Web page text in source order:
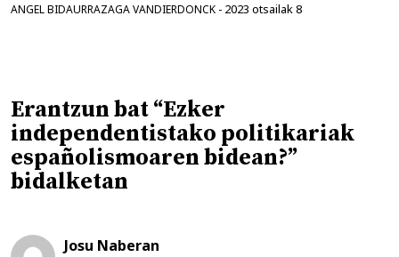
ANGEL BIDAURRAZAGA VANDIERDONCK - 2023 otsailak 8
Erantzun bat “Ezker
independentistako politikariak
españolismoaren bidean?”
bidalketan
Josu Naberan